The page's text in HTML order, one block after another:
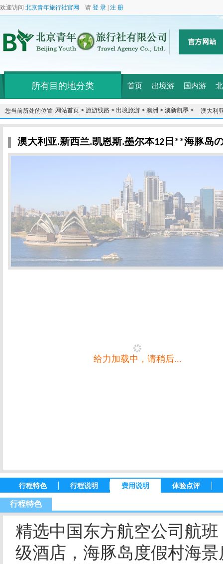
欢迎访问 北京青年旅行社官网 请 登 录 注 册
所有目的地分类 首页 出境游 国内游
您当前所处的位置：网站首页 > 旅游线路 > 出境旅游 > 澳洲 > 澳新凯墨 >
澳大利
海**
澳大利亚.新西兰.凯恩斯.墨尔本12日**海豚岛
给力加载中，请稍后...
行程特色 行程说明 费用说明 体验点评
行程特色
精选中国东方航空公司航
级酒店，海豚岛度假村海